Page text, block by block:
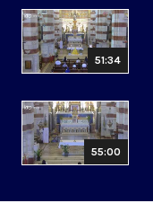
51:34
55:00